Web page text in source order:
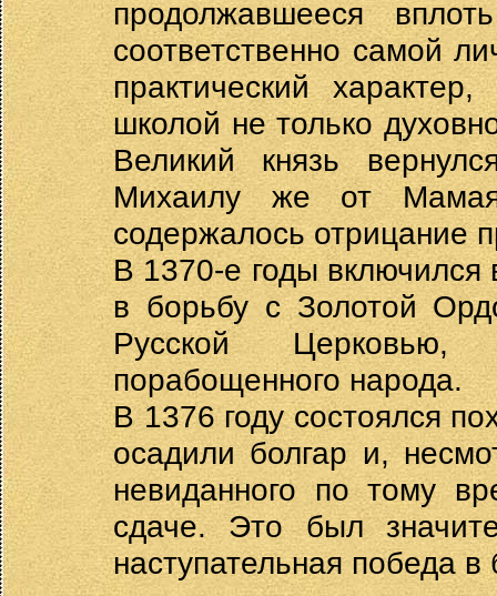
продолжавшееся
соответственно самой
практический
школой не только
Великий князь
Михаилу же от
содержалось отрицание
В 1370-е годы включился
в борьбу с Золотой
Русской Церковью,
порабощенного народа.
В 1376 году состоялся
осадили болгар и,
невиданного по тому
сдаче. Это был
наступательная победа